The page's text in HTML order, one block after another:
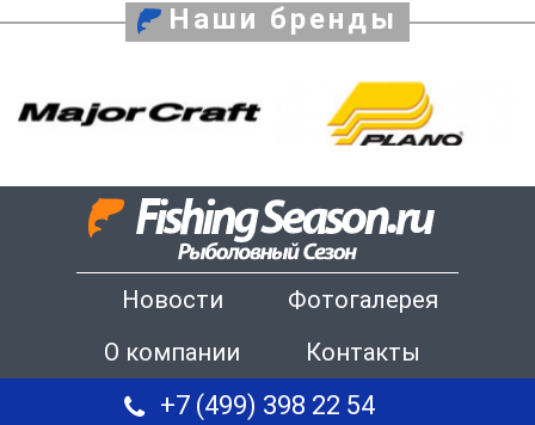
Наши бренды
Новости
Фотогалерея
О компании
Контакты
+7 (499) 398 22 54